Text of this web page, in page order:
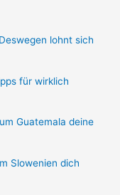
lohnt sich
für wirklich
Guatemala deine
Slowenien dich